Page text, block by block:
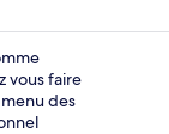
Extérieur
vous faire
des